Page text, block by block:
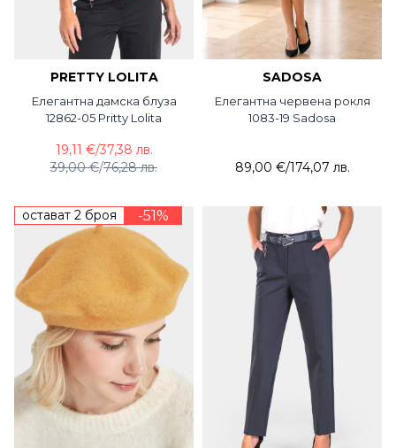
PRETTY LOLITA
Елегантна дамска блуза
12862-05 Pritty Lolita
39,00 €/76,28 лв.
19,11 €/37,38 лв.
SADOSA
Елегантна червена рокля
1083-19 Sadosa
89,00 €/174,07 лв.
остават 2 броя -51%